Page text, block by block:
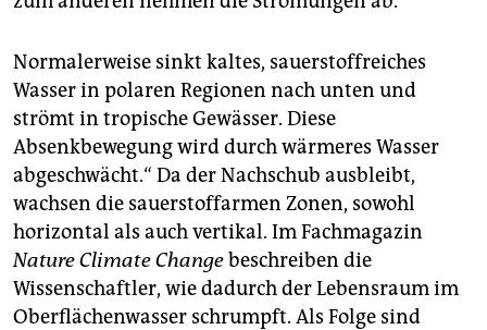
Normalerweise sinkt kaltes, sauerstoffreiches
Wasser in polaren Regionen nach unten und
strömt in tropische Gewässer. Diese
Absenkbewegung wird durch wärmeres Wasser
abgeschwächt.“ Da der Nachschub ausbleibt,
wachsen die sauerstoffarmen Zonen, sowohl
horizontal als auch vertikal. Im Fachmagazin
Nature Climate Changebeschreiben die
Wissenschaftler, wie dadurch der Lebensraum im
Oberflächenwasser schrumpft. Als Folge sind